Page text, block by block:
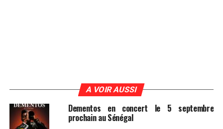
A VOIR AUSSI
Dementos en concert le 5 septembre
prochain au Sénégal